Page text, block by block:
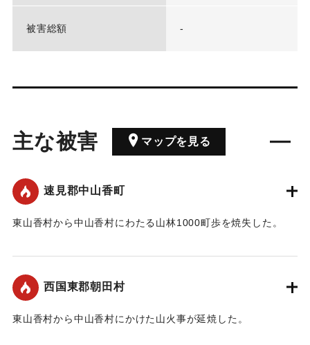
被害総額 -
主な被害 マップを見る
速見郡中山香町
東山香村から中山香村にわたる山林1000町歩を焼失した。
｜固有コード:00455003
西国東郡朝田村
東山香村から中山香村にかけた山火事が延焼した。